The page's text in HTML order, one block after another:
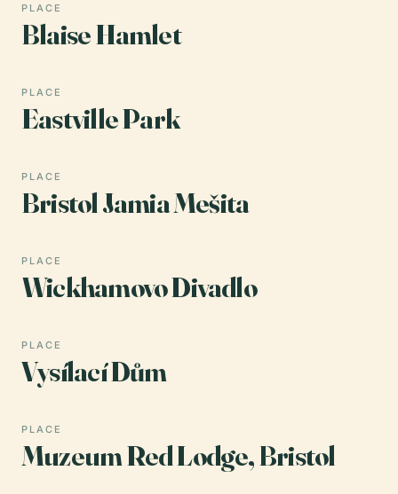
PLACE
Blaise Hamlet
PLACE
Eastville Park
PLACE
Bristol Jamia Mešita
PLACE
Wickhamovo Divadlo
PLACE
Vysílací Dům
PLACE
Muzeum Red Lodge, Bristol